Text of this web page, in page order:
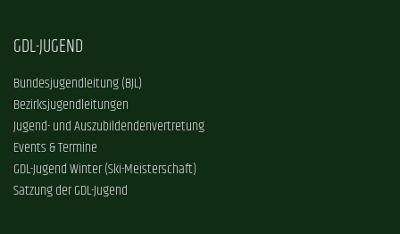
GDL-JUGEND
Bundesjugendleitung (BJL)
Bezirksjugendleitungen
Jugend- und Auszubildendenvertretung
Events & Termine
GDL-Jugend Winter (Ski-Meisterschaft)
Satzung der GDL-Jugend